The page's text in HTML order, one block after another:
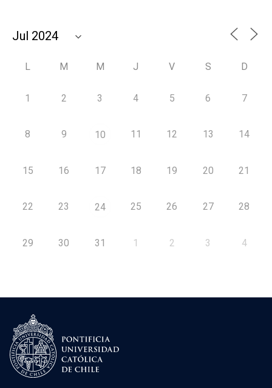
L M M J V S D
1 2 3 4 5 6 7
8 9 10 11 12 13 14
15 16 17 18 19 20 21
22 23 24 25 26 27 28
29 30 31 1 2 3 4